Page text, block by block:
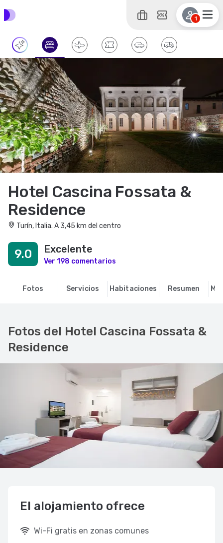
1
Hotel Cascina Fossata &
Residence
Turín, Italia. A 3,45 km del centro
9.0 Excelente
Ver 198 comentarios
Fotos Servicios Habitaciones Resumen
Fotos del Hotel Cascina Fossata &
Residence
El alojamiento ofrece
Wi-Fi gratis en zonas comunes